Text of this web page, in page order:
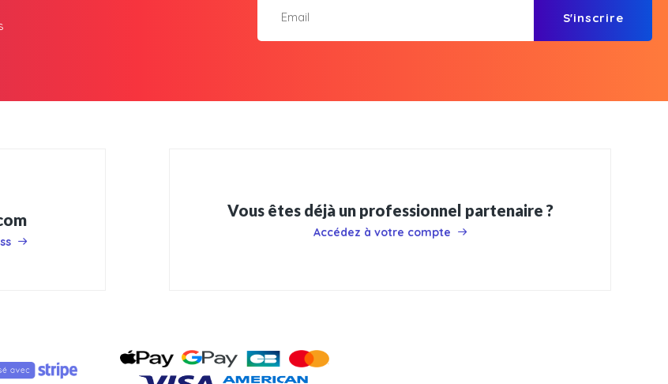
S'inscrire
Vous êtes déjà un professionnel partenaire ?
Accédez à votre compte